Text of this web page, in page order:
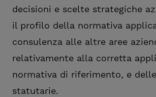
decisioni e scelte strategiche
il profilo della normativa
consulenza alle altre aree
relativamente alla corretta
normativa di riferimento, e
statutarie.